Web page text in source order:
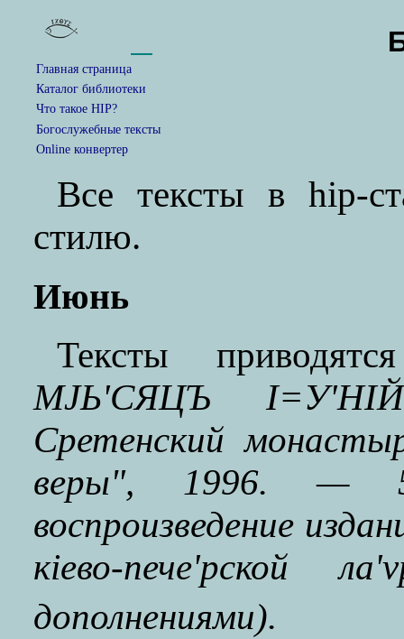
Главная страница
Каталог библиотеки
Что такое HIP?
Богослужебные тексты
Online конвертер
Все тексты в hip-
стилю.
Июнь
Тексты
МJЬ'СЯЦЪ
Сретенский
веры", 1996. —
воспроизведение
кiево-пече'рской
дополнениями).